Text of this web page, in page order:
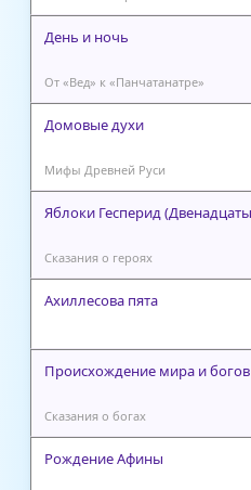
День и ночь
От «Вед» к «Панчатанатре»
Домовые духи
Мифы Древней Руси
Сказания о героях
Ахиллесова пята
Происхождение мира и богов
Сказания о богах
Рождение Афины